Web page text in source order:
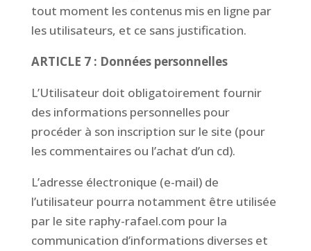
tout moment les contenus mis en ligne par
les utilisateurs, et ce sans justification.
ARTICLE 7 : Données personnelles
L’Utilisateur doit obligatoirement fournir
des informations personnelles pour
procéder à son inscription sur le site (pour
les commentaires ou l’achat d’un cd).
L’adresse électronique (e-mail) de
l’utilisateur pourra notamment être utilisée
par le site raphy-rafael.com pour la
communication d’informations diverses et